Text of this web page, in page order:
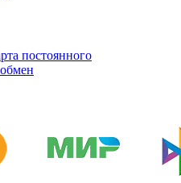
постоянного